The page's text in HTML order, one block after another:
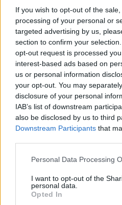
If you wish to opt-out of the
processing of your personal or
targeted advertising by us,
section to confirm your
opt-out request is processed
interest-based ads based on
us or personal information
your opt-out. You may
disclosure of your personal
IAB’s list of downstream
also be disclosed by us to third
Downstream Participants that
Personal Data Processing
I want to opt-out of the
personal data.
Opted In
Jūra
Baltijos jūrą perplaukęs
lenkų plaukikas įsirašė į